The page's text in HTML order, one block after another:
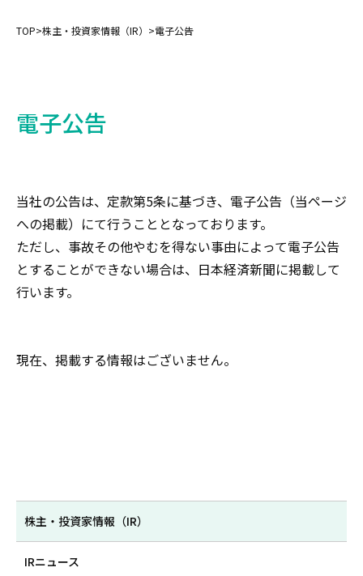
TOP>株主・投資家情報（IR） >電子公告
電子公告
当社の公告は、定款第5条に基づき、電子公告（当ページ
への掲載）にて行うこととなっております。
ただし、事故その他やむを得ない事由によって電子公告
とすることができない場合は、日本経済新聞に掲載して
行います。
現在、掲載する情報はございません。
株主・投資家情報（IR）
IRニュース